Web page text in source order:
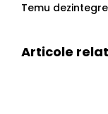
Temu
Articole